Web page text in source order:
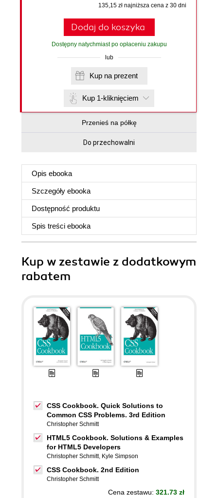
135,15 zł najniższa cena z 30 dni
Dodaj do koszyka
Dostępny natychmiast po opłaceniu zakupu
lub
Kup na prezent
Kup 1-kliknięciem
Przenieś na półkę
Do przechowalni
Opis ebooka
Szczegóły ebooka
Dostępność produktu
Spis treści ebooka
Kup w zestawie z dodatkowym
rabatem
CSS Cookbook. Quick Solutions to
Common CSS Problems. 3rd Edition
Christopher Schmitt
HTML5 Cookbook. Solutions & Examples
for HTML5 Developers
Christopher Schmitt, Kyle Simpson
CSS Cookbook. 2nd Edition
Christopher Schmitt
Cena zestawu: 321.73 zł